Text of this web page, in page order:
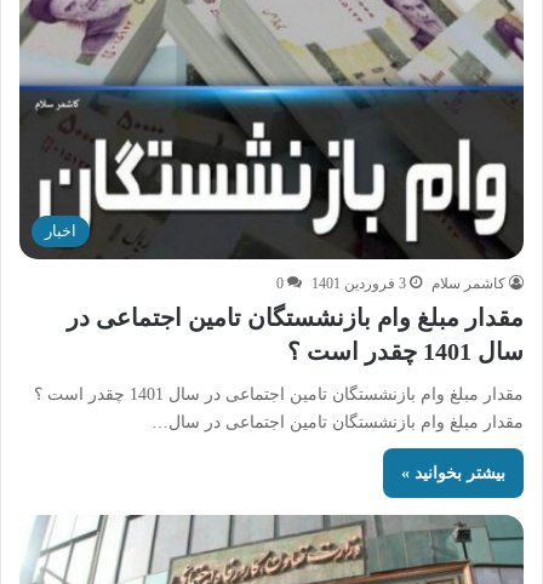
اخبار
کاشمر سلام 3 فروردین 1401 0
مقدار مبلغ وام بازنشستگان تامین اجتماعی در
سال 1401 چقدر است ؟
مقدار مبلغ وام بازنشستگان تامین اجتماعی در سال 1401 چقدر است ؟
مقدار مبلغ وام بازنشستگان تامین اجتماعی در سال…
بیشتر بخوانید »